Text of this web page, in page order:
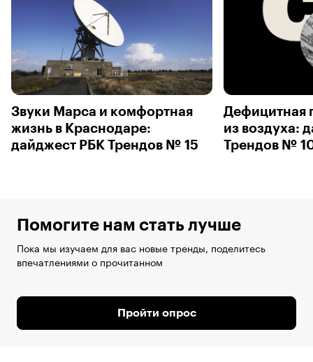
Звуки Марса и комфортная
жизнь в Краснодаре:
дайджест РБК Трендов № 15
Дефицитная
из воздуха:
Трендов №
Помогите нам стать лучше
Пока мы изучаем для вас новые тренды, поделитесь
впечатлениями о прочитанном
Пройти опрос